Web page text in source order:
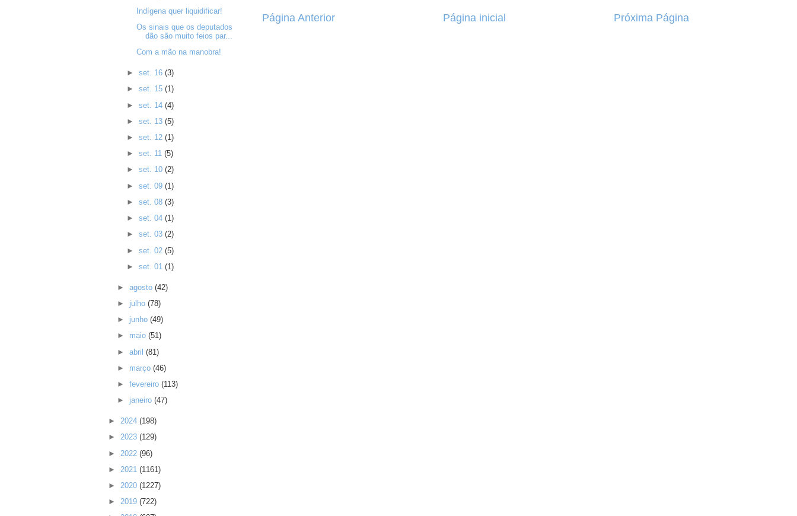
Página Anterior Próxima Página
Página inicial
Indígena quer liquidificar!
Os sinais que os deputados
dão são muito feios par...
Com a mão na manobra!
► set. 16 (3)
► set. 15 (1)
► set. 14 (4)
► set. 13 (5)
► set. 12 (1)
► set. 11 (5)
► set. 10 (2)
► set. 09 (1)
► set. 08 (3)
► set. 04 (1)
► set. 03 (2)
► set. 02 (5)
► set. 01 (1)
►agosto(42)
► julho(78)
► junho(49)
► maio(51)
►abril(81)
► março(46)
►fevereiro(113)
► janeiro(47)
► 2024 (198)
► 2023 (129)
► 2022 (96)
► 2021 (1161)
► 2020 (1227)
► 2019 (722)